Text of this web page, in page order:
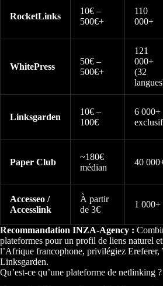
RocketLinks
10€ –
500€+
110
000+
WhitePress
50€ –
500€+
121
000+
(32
Linksgarden
10€ –
100€
6 000+
Paper Club
~180€
médian
40
Accesseo /
Accesslink
À partir
de 3€
1 000+
Recommandation INZA-Agency :
plateformes pour un profil de liens naturel
l’Afrique francophone, privilégiez Ereferer,
Linksgarden.
Qu’est-ce qu’une plateforme de netlinking ?